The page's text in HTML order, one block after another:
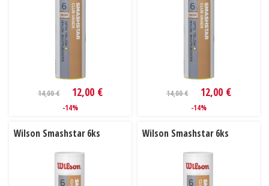
14,00 € 12,00 €
-14%
14,00 € 12,00 €
-14%
Wilson Smashstar 6ks Wilson Smashstar 6ks